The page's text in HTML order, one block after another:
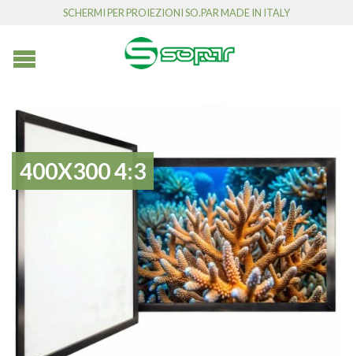
SCHERMI PER PROIEZIONI SO.PAR MADE IN ITALY
400X300 4:3